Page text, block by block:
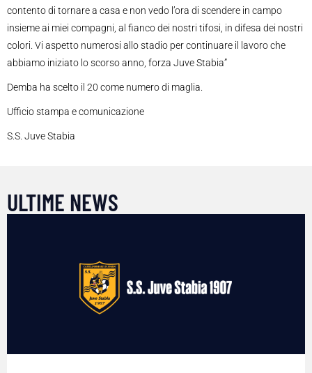
contento di tornare a casa e non vedo l’ora di scendere in campo
insieme ai miei compagni, al fianco dei nostri tifosi, in difesa dei nostri
colori. Vi aspetto numerosi allo stadio per continuare il lavoro che
abbiamo iniziato lo scorso anno, forza Juve Stabia”
Demba ha scelto il 20 come numero di maglia.
Ufficio stampa e comunicazione
S.S. Juve Stabia
ULTIME NEWS